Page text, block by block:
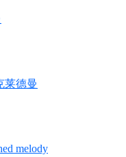
莱德曼
melody